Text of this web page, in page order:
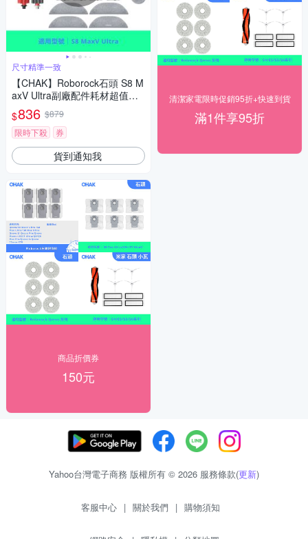
尺寸精準一致
【CHAK】Roborock石頭 S8 M
axV Ultra副廠配件耗材超值組
(主刷x1 邊刷x4 濾網x4 雙震動
拖布x4 邊角圓拖x4)
$836 $879
限時下殺
券
貨到通知我
商品折價券
150元
清潔家電限時促銷95折+快速到貨
滿1件享95折
Yahoo台灣電子商務 版權所有 © 2026 服務條款(更新)
客服中心 | 關於我們 | 購物須知